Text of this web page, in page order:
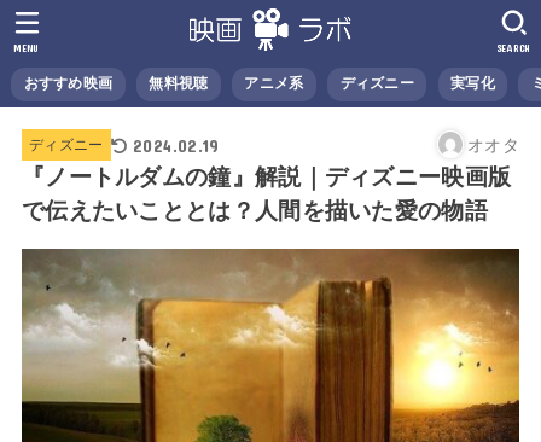
おすすめ映画 無料視聴 アニメ系 ディズニー 実写化
SEARCH
MENU
ディズニー 2024.02.19 オオタ
『ノートルダムの鐘』解説｜ディズニー映画版
で伝えたいこととは？人間を描いた愛の物語